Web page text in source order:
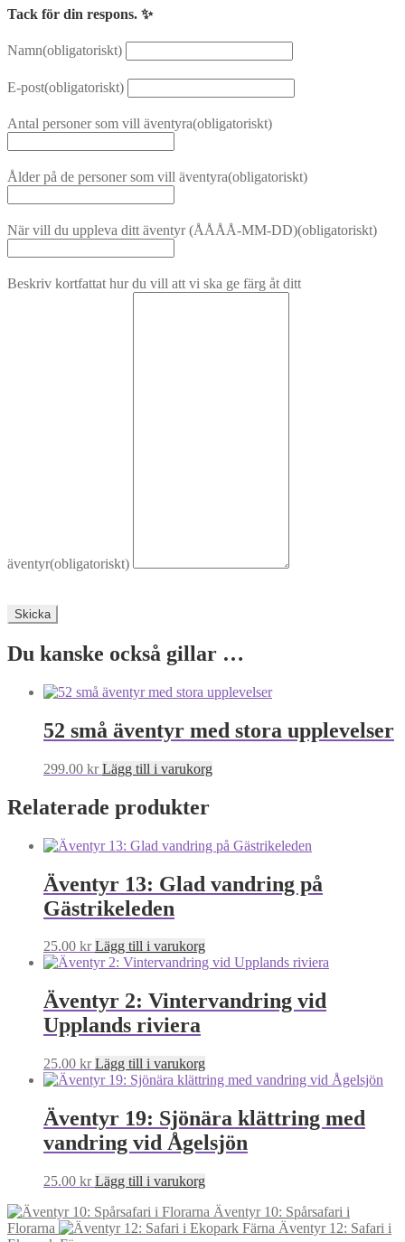
Tack för din respons. ✨
Namn(obligatoriskt)
E-post(obligatoriskt)
Antal personer som vill äventyra(obligatoriskt)
Ålder på de personer som vill äventyra(obligatoriskt)
När vill du uppleva ditt äventyr (ÅÅÅÅ-MM-DD)(obligatoriskt)
Beskriv kortfattat hur du vill att vi ska ge färg åt ditt
äventyr(obligatoriskt)
Skicka
Du kanske också gillar …
52 små äventyr med stora upplevelser
299.00 kr Lägg till i varukorg
Relaterade produkter
Äventyr 13: Glad vandring på
Gästrikeleden
25.00 kr Lägg till i varukorg
Äventyr 2: Vintervandring vid
Upplands riviera
25.00 kr Lägg till i varukorg
Äventyr 19: Sjönära klättring med
vandring vid Ågelsjön
25.00 kr Lägg till i varukorg
Äventyr 10: Spårsafari i
Florarna
Äventyr 12: Safari i